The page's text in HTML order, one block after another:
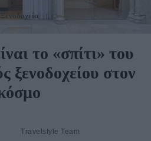
Ξενοδοχεία
το «σπίτι» του
ξενοδοχείου στον
Travelstyle Team